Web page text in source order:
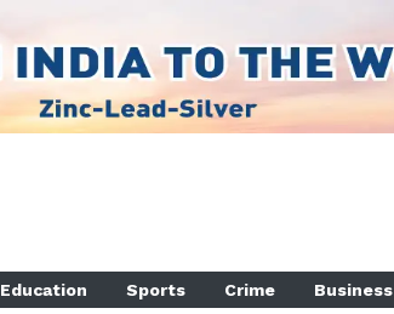
Education Sports Crime Business